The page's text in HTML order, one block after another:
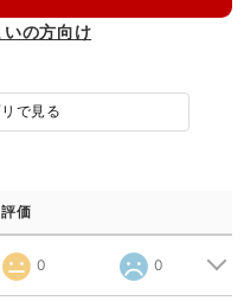
いの方向け
で見る
価
0 0